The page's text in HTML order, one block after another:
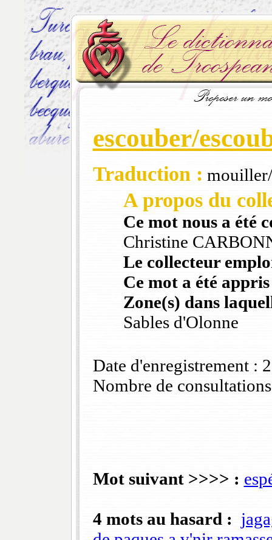
escouber/
Traduction :
A propos du
Ce mot nous a été
Christine
Le collecteur
Ce mot a été
Zone(s) dans
Sables d'Olonne
Date d'enregistrement :
Nombre de
Mot suivant >>>> :
4 mots au hasard :